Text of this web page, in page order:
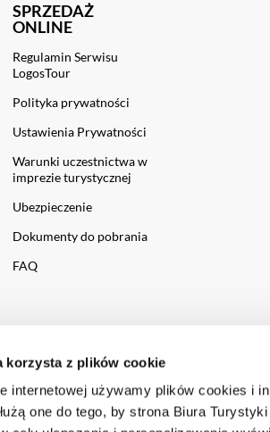
korzysta z plików cookie
internetowej używamy plików cookies i
one do tego, by strona Biura
SPRZEDAŻ
ONLINE
Regulamin Serwisu
LogosTour
Polityka prywatności
Ustawienia Prywatności
Warunki uczestnictwa w
imprezie turystycznej
Ubezpieczenie
Dokumenty do pobrania
FAQ
Zapisz